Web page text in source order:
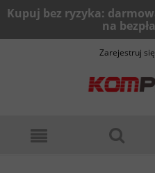
Zarejestruj się